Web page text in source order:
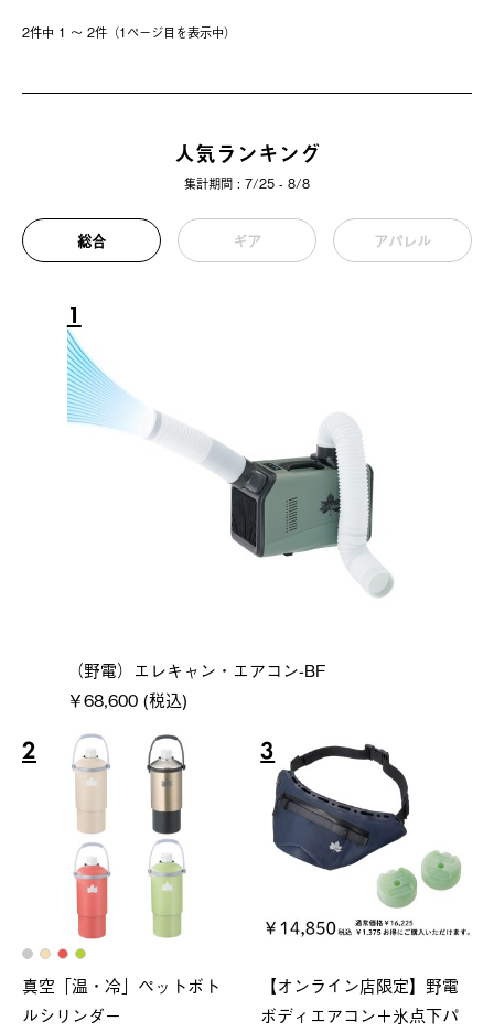
2件中 1 〜 2件（1ページ⽬を表⽰中）
人気ランキング
集計期間 : 7/25 - 8/8
総合 ギア アパレル
1
（野電）エレキャン・エアコン-BF
￥68,600 (税込)
2
真空「温・冷」ペットボト
ルシリンダー
3
【オンライン店限定】野電
ボディエアコン＋氷点下パ